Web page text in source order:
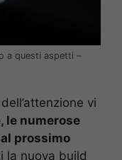
a questi aspetti –
vi
le numerose
prossimo
la nuova build